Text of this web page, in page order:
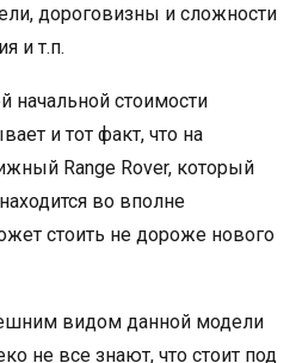
дороговизны и сложности
и т.п.
начальной стоимости
и тот факт, что на
Range Rover, который
во вполне
стоить не дороже нового
видом данной модели
не все знают, что стоит под